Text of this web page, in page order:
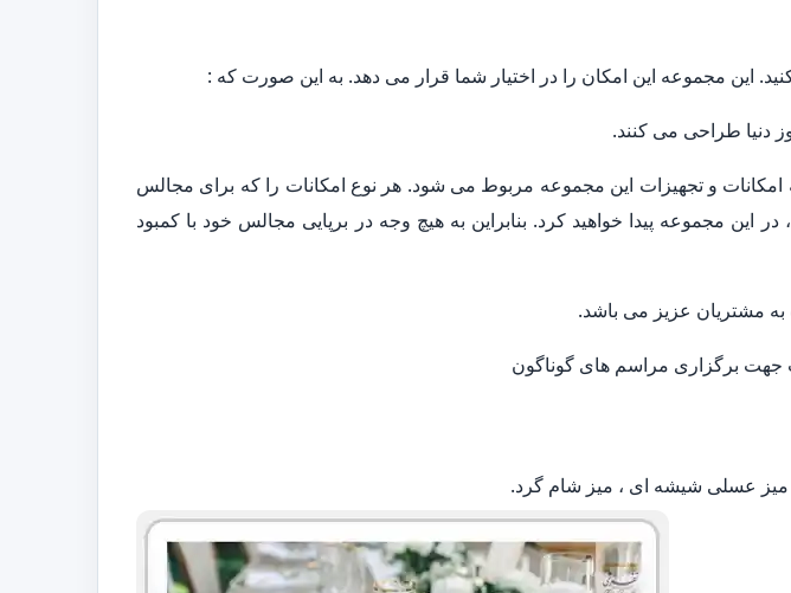
این مجموعه این امکان را در اختیار شما قرار می دهد. به این صورت که :
دنیا طراحی می کنند.
و تجهیزات این مجموعه مربوط می شود. هر نوع امکانات را که برای مجالس
این مجموعه پیدا خواهید کرد. بنابراین به هیچ وجه در برپایی مجالس خود با کمبود
مشتریان عزیز می باشد.
برگزاری مراسم های گوناگون
میز عسلی شیشه ای ، میز شام گرد.